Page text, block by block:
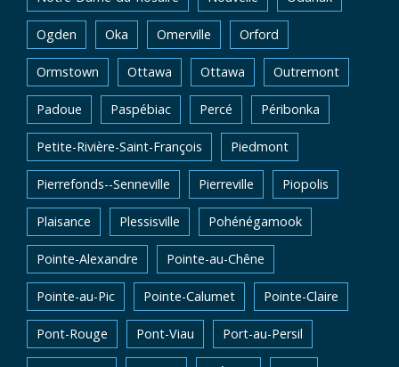
Ogden Oka Omerville Orford
Ormstown Ottawa Ottawa Outremont
Padoue Paspébiac Percé Péribonka
Petite-Rivière-Saint-François Piedmont
Pierrefonds--Senneville Pierreville Piopolis
Plaisance Plessisville Pohénégamook
Pointe-Alexandre Pointe-au-Chêne
Pointe-au-Pic Pointe-Calumet Pointe-Claire
Pont-Rouge Pont-Viau Port-au-Persil